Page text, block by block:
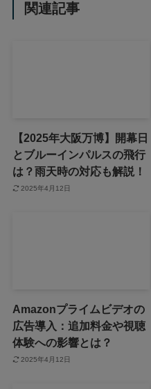
関連記事
【2025年大阪万博】開幕日
とブルーインパルスの飛行
は？雨天時の対応も解説！
2025年4月12日
Amazonプライムビデオの
広告導入：追加料金や視聴
体験への影響とは？
2025年4月12日